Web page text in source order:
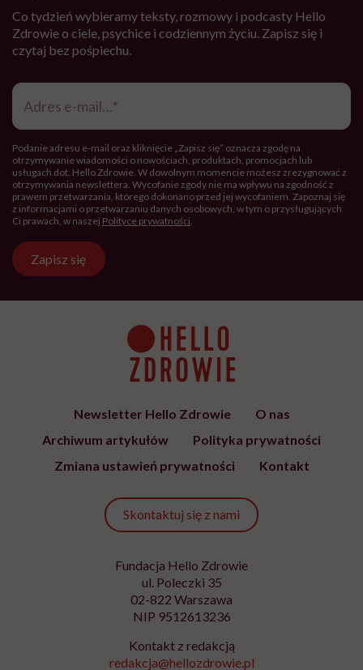
Co tydzień wybieramy teksty, rozmowy i podcasty Hello
Zdrowie o ciele, psychice i codziennym życiu. Zapisz się i
czytaj bez pośpiechu.
Adres
mail*
Podanie adresu e-mail oraz kliknięcie „Zapisz się” oznacza zgodę na
otrzymywanie wiadomości o nowościach, produktach, promocjach lub
usługach dot. Hello Zdrowie. W dowolnym momencie możesz zrezygnować z
otrzymywania newslettera. Wycofanie zgody nie ma wpływu na zgodność z
prawem przetwarzania, którego dokonano przed jej wycofaniem. Zapoznaj się
z informacjami o przetwarzaniu danych osobowych, w tym o przysługujących
Ci prawach, w naszej Polityce prywatności.
Zapisz się
Newsletter Hello Zdrowie
O nas
Archiwum artykułów
Polityka prywatności
Zmiana ustawień prywatności
Kontakt
Skontaktuj się z nami
Fundacja Hello Zdrowie
ul. Poleczki 35
02-822 Warszawa
NIP 9512613236
Kontakt z redakcją
redakcja@hellozdrowie.pl